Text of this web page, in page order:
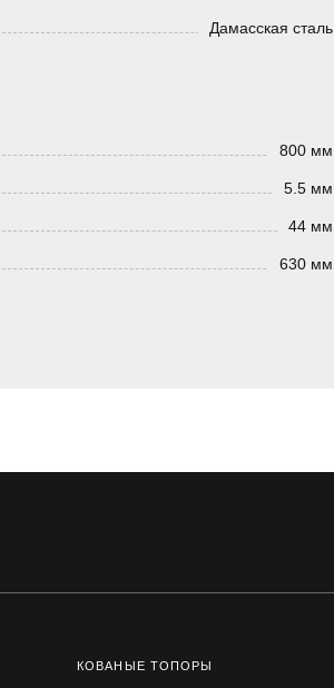
Дамасская сталь
800 мм
5.5 мм
44 мм
630 мм
КОВАНЫЕ ТОПОРЫ